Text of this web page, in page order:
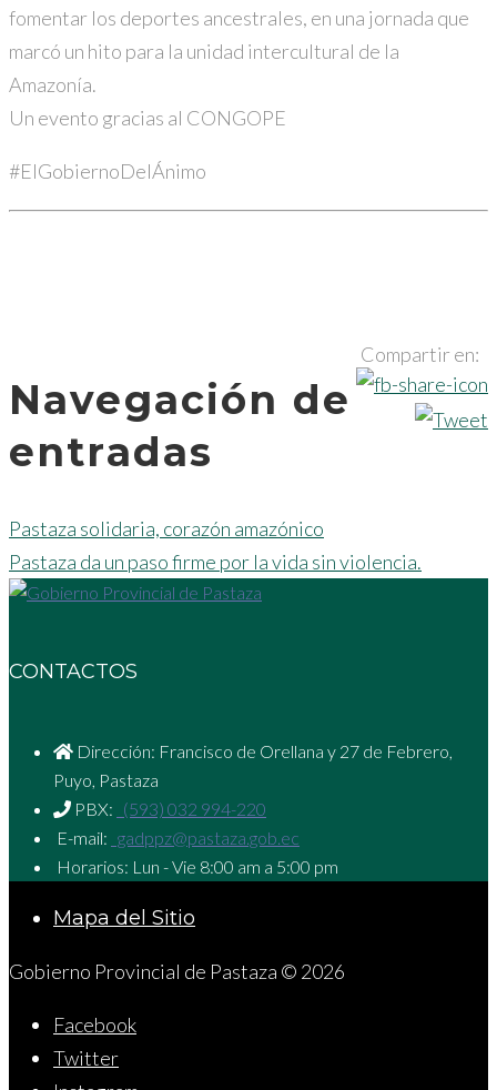
fomentar los deportes ancestrales, en una jornada que
marcó un hito para la unidad intercultural de la
Amazonía.
Un evento gracias al CONGOPE
#ElGobiernoDelÁnimo
Compartir en:
Navegación de
entradas
Pastaza solidaria, corazón amazónico
Pastaza da un paso firme por la vida sin violencia.
CONTACTOS
Dirección: Francisco de Orellana y 27 de Febrero,
Puyo, Pastaza
PBX: (593) 032 994-220
E-mail: gadppz@pastaza.gob.ec
Horarios: Lun - Vie 8:00 am a 5:00 pm
Mapa del Sitio
Gobierno Provincial de Pastaza © 2026
Facebook
Twitter